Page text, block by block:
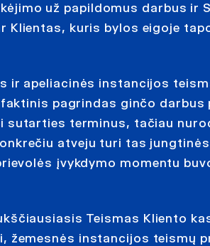
už papildomus darbus ir
Klientas, kuris bylos eigoje
ir apeliacinės instancijos
pagrindas ginčo darbus
sutarties terminus, tačiau
atveju turi tas
įvykdymo momentu
Teismas Kliento
žemesnės instancijos teismų